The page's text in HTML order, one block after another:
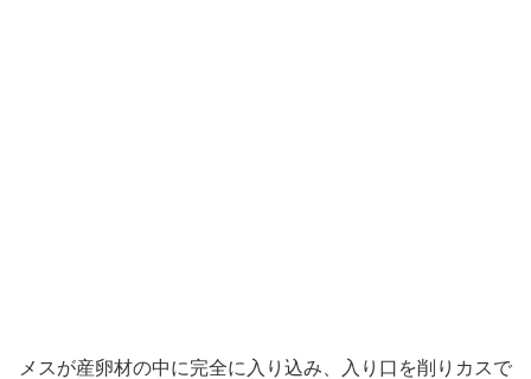
メスが産卵材の中に完全に入り込み、入り口を削りカスで